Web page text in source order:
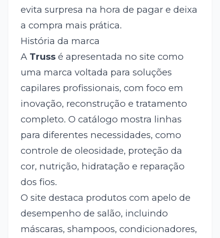
evita surpresa na hora de pagar e deixa
a compra mais prática.
História da marca
A Trussé apresentada no site como
uma marca voltada para soluções
capilares profissionais, com foco em
inovação, reconstrução e tratamento
completo. O catálogo mostra linhas
para diferentes necessidades, como
controle de oleosidade, proteção da
cor, nutrição, hidratação e reparação
dos fios.
O site destaca produtos com apelo de
desempenho de salão, incluindo
máscaras, shampoos, condicionadores,